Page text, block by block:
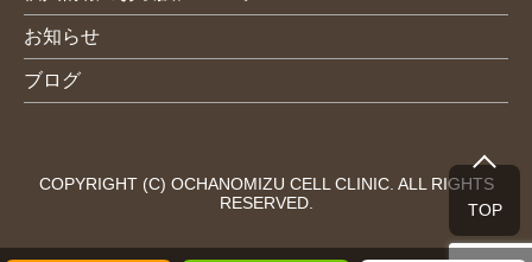
お知らせ
ブログ
COPYRIGHT (C) OCHANOMIZU CELL CLINIC. ALL RIGHTS
RESERVED.
TOP